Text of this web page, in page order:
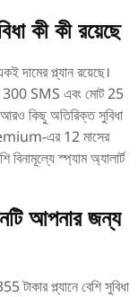
কী কী রয়েছে
দামের প্ল্যান রয়েছে।
300 SMS এবং মোট 25
আরও কিছু অতিরিক্ত সুবিধা
এর 12 মাসের
বিনামূল্যে স্প্যাম অ্যালার্ট
আপনার জন্য
প্ল্যানে বেশি সুবিধা